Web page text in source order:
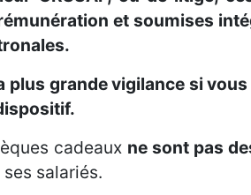
et soumises
grande vigilance si
cadeaux ne sont pas
salariés.